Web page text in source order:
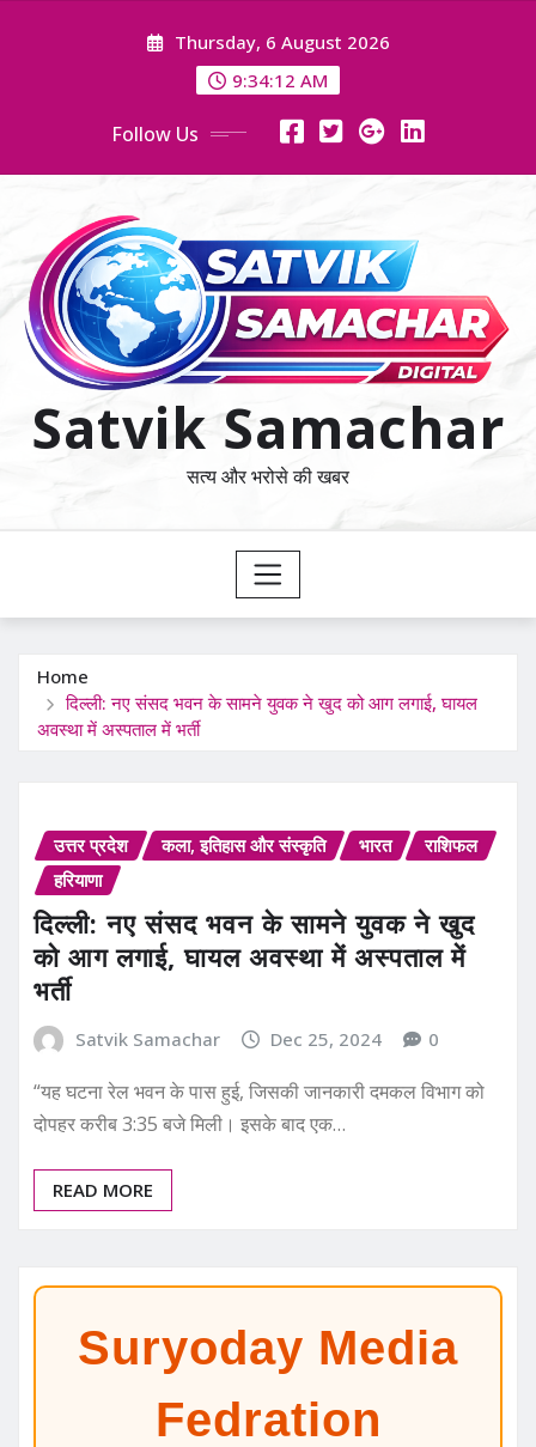
Thursday, 6 August 2026
9:34:13 AM
Follow Us
Satvik Samachar
सत्य और भरोसे की खबर
Home
दिल्ली: नए संसद भवन के सामने युवक ने खुद को आग लगाई, घायल
अवस्था में अस्पताल में भर्ती
उत्तर प्रदेश कला, इतिहास और संस्कृति भारत
राशिफल
हरियाणा
दिल्ली: नए संसद भवन के सामने युवक ने खुद
को आग लगाई, घायल अवस्था में अस्पताल में
भर्ती
Satvik Samachar Dec 25, 2024 0
“यह घटना रेल भवन के पास हुई, जिसकी जानकारी दमकल विभाग को
दोपहर करीब 3:35 बजे मिली। इसके बाद एक…
READ MORE
Suryoday Media
Fedration